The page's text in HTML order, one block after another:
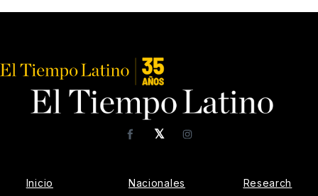
𝕏
FacebookInstagram
Inicio Nacionales Research